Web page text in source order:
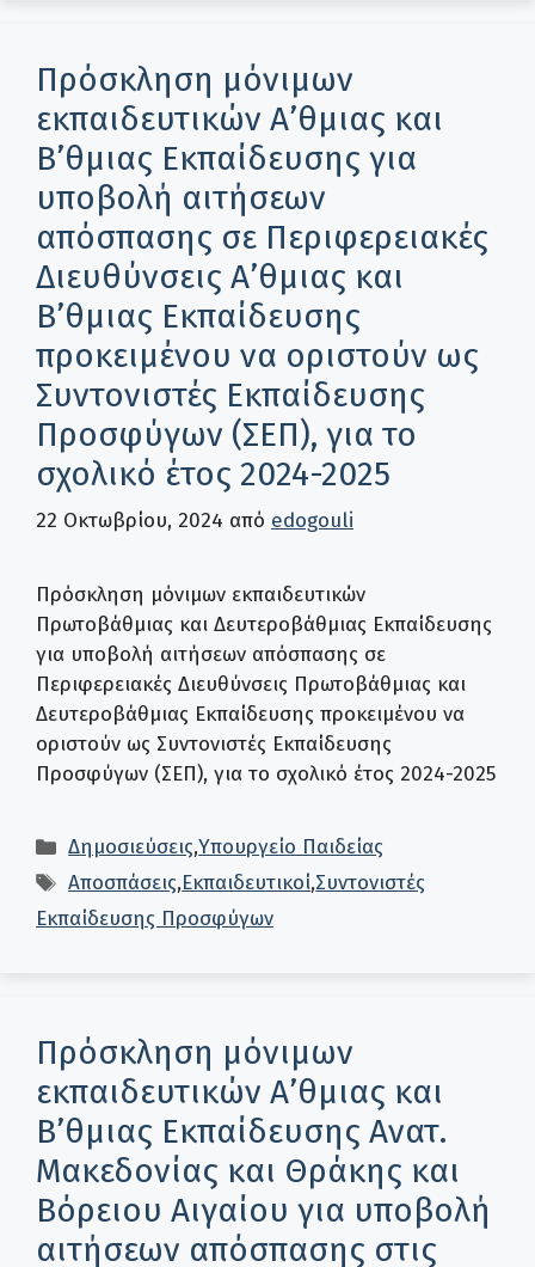
Πρόσκληση μόνιμων
εκπαιδευτικών Α’θμιας και
Β’θμιας Εκπαίδευσης για
υποβολή αιτήσεων
απόσπασης σε Περιφερειακές
Διευθύνσεις Α’θμιας και
Β’θμιας Εκπαίδευσης
προκειμένου να οριστούν ως
Συντονιστές Εκπαίδευσης
Προσφύγων (ΣΕΠ), για το
σχολικό έτος 2024-2025
22 Οκτωβρίου, 2024 από edogouli
Πρόσκληση μόνιμων εκπαιδευτικών
Πρωτοβάθμιας και Δευτεροβάθμιας Εκπαίδευσης
για υποβολή αιτήσεων απόσπασης σε
Περιφερειακές Διευθύνσεις Πρωτοβάθμιας και
Δευτεροβάθμιας Εκπαίδευσης προκειμένου να
οριστούν ως Συντονιστές Εκπαίδευσης
Προσφύγων (ΣΕΠ), για το σχολικό έτος 2024-2025
Κατηγορίες
Δημοσιεύσεις,Υπουργείο Παιδείας
Ετικέτες
Αποσπάσεις,Εκπαιδευτικοί,Συντονιστές
Εκπαίδευσης Προσφύγων
Πρόσκληση μόνιμων
εκπαιδευτικών Α’θμιας και
Β’θμιας Εκπαίδευσης Ανατ.
Μακεδονίας και Θράκης και
Βόρειου Αιγαίου για υποβολή
αιτήσεων απόσπασης στις